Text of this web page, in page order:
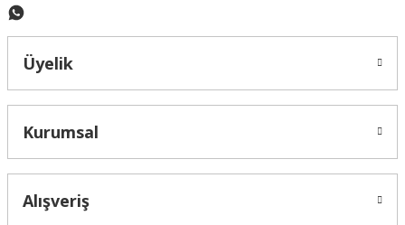
Üyelik
Kurumsal
Alışveriş